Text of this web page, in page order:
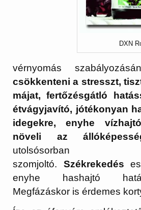
DXN
vérnyomás
csökkenteni a stresszt,
májat, fertőzésgátló
étvágyjavító, jótékonyan
idegekre, enyhe
növeli az
szomjoltó. Székrekedés
enyhe hashajtó
Megfázáskor is érdemes